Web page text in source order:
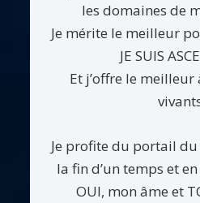
les domaines de
Je mérite le meilleur
JE SUIS
Et j’offre le meilleur
Je profite du portail
la fin d’un temps et
OUI, mon âme et